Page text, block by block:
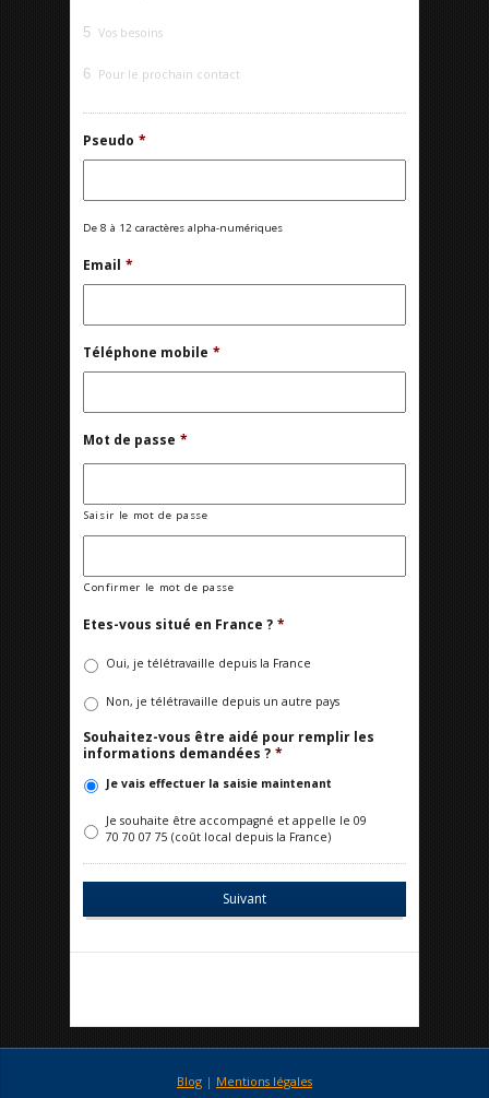
5 Vos besoins
6 Pour le prochain contact
Pseudo *
De 8 à 12 caractères alpha-numériques
Email *
Téléphone mobile *
Mot de passe *
Saisir le mot de passe
Confirmer le mot de passe
Etes-vous situé en France ? *
Oui, je télétravaille depuis la France
Non, je télétravaille depuis un autre pays
Souhaitez-vous être aidé pour remplir les
informations demandées ? *
Je vais effectuer la saisie maintenant
Je souhaite être accompagné et appelle le 09
70 70 07 75 (coût local depuis la France)
Blog | Mentions légales